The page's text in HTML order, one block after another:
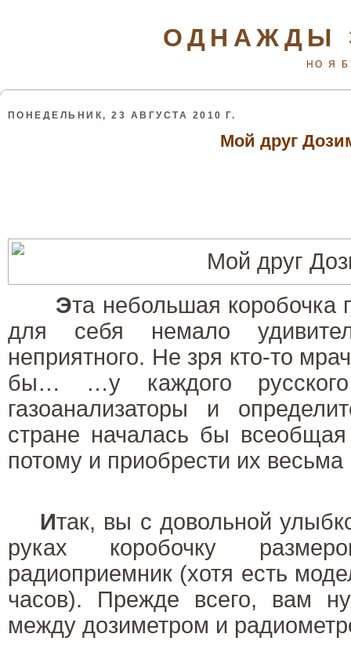
ОДНАЖДЫ
НО Я
ПОНЕДЕЛЬНИК, 23 АВГУСТА 2010 Г.
Мой друг
Эта небольшая коробочка
для себя немало
неприятного. Не зря кто-то
бы… …у каждого
газоанализаторы и
стране началась бы
потому и приобрести их весьма
Итак, вы с довольной
руках коробочку
радиоприемник (хотя есть
часов). Прежде всего, вам
между дозиметром и